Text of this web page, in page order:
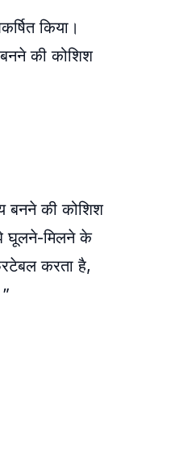
किया।
की कोशिश
बनने की कोशिश
घूलने-मिलने के
करता है,